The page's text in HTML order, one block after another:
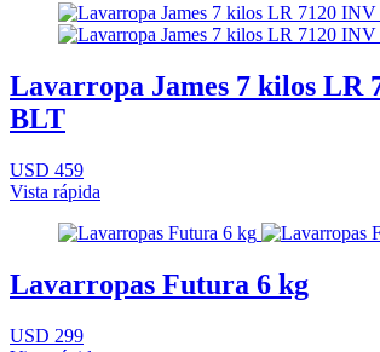
Lavarropa James 7 kilos LR
BLT
USD 459
Vista rápida
Lavarropas Futura 6 kg
USD 299